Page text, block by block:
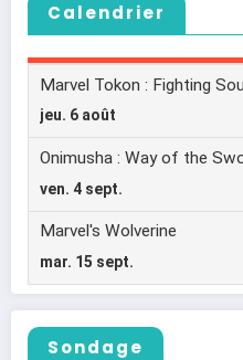
Calendrier
Sondage